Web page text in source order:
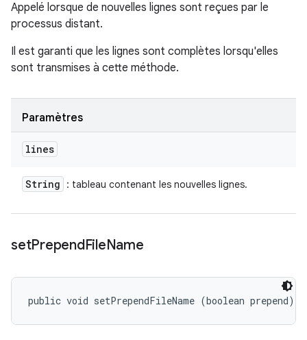
Appelé lorsque de nouvelles lignes sont reçues par le
processus distant.
Il est garanti que les lignes sont complètes lorsqu'elles
sont transmises à cette méthode.
Paramètres
lines
String : tableau contenant les nouvelles lignes.
setPrependFileName
public void setPrependFileName (boolean prepend)